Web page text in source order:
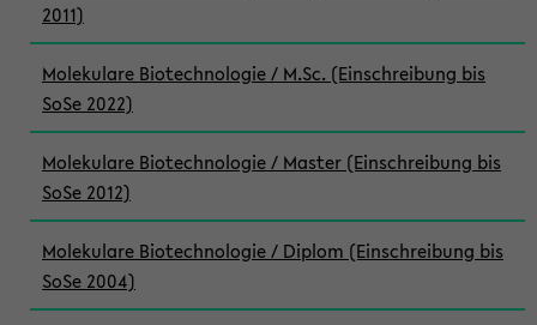
2011)
Molekulare Biotechnologie / M.Sc. (Einschreibung bis
SoSe 2022)
Molekulare Biotechnologie / Master (Einschreibung bis
SoSe 2012)
Molekulare Biotechnologie / Diplom (Einschreibung bis
SoSe 2004)